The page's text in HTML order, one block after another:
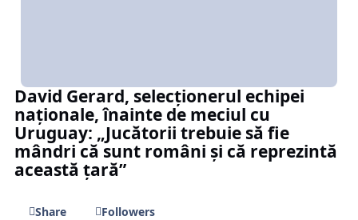
David Gerard, selecționerul echipei
naționale, înainte de meciul cu
Uruguay: „Jucătorii trebuie să fie
mândri că sunt români și că reprezintă
această țară”
Share
Followers